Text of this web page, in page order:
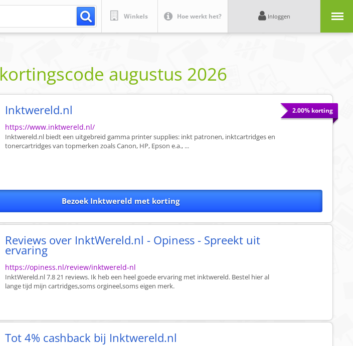
Winkels Hoe werkt het? Inloggen
kortingscode augustus 2026
2.00% korting
Inktwereld.nl
https://www.inktwereld.nl/
Inktwereld.nl biedt een uitgebreid gamma printer supplies: inkt patronen, inktcartridges en
tonercartridges van topmerken zoals Canon, HP, Epson e.a., ...
Bezoek Inktwereld met korting
Reviews over InktWereld.nl - Opiness - Spreekt uit
ervaring
https://opiness.nl/review/inktwereld-nl
InktWereld.nl 7.8 21 reviews. Ik heb een heel goede ervaring met inktwereld. Bestel hier al
lange tijd mijn cartridges,soms orgineel,soms eigen merk.
Tot 4% cashback bij Inktwereld.nl